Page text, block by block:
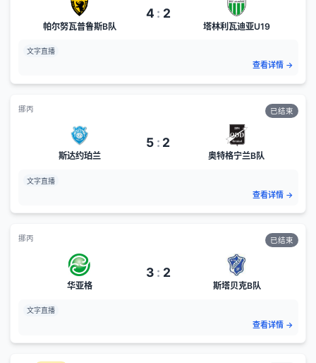
帕尔努瓦普鲁斯B队
4 : 2
塔林利瓦迪亚U19
文字直播
查看详情→
挪丙 已结束
斯达约珀兰
5 : 2
奥特格宁兰B队
文字直播
查看详情→
挪丙 已结束
华亚格
3 : 2
斯塔贝克B队
文字直播
查看详情→